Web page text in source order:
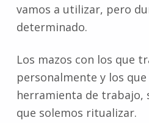
vamos a utilizar, pero
determinado.
Los mazos con los que
personalmente y los
herramienta de trabajo,
que solemos ritualizar.